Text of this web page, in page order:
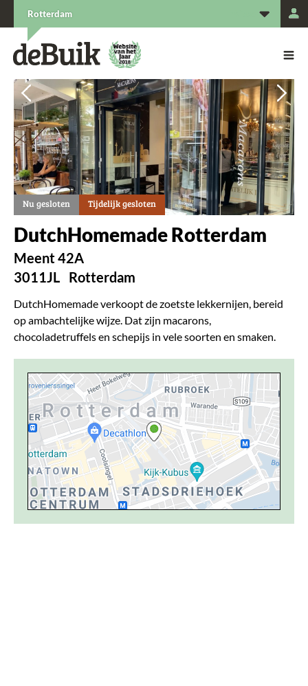
Vorige
Vorige
Nu gesloten Tijdelijk gesloten
DutchHomemade Rotterdam
Meent 42A
3011JL Rotterdam
DutchHomemade verkoopt de zoetste lekkernijen, bereid
op ambachtelijke wijze. Dat zijn macarons,
chocoladetruffels en schepijs in vele soorten en smaken.
Rotterdam
De Buik van {city: city}
De Buik